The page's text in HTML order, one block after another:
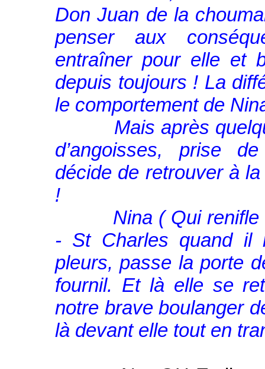
Don Juan de la
penser aux
entraîner pour elle et
depuis toujours ! La
le comportement de
Mais après
d’angoisses, prise
décide de retrouver à
!
Nina ( Qui renifle
- St Charles quand il
pleurs, passe la porte
fournil. Et là elle se
notre brave boulanger
là devant elle tout en